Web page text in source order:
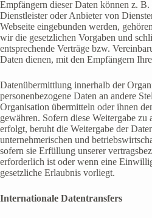
Empfängern dieser Daten können z.
Dienstleister oder Anbieter von
Webseite eingebunden werden,
wir die gesetzlichen Vorgaben und
entsprechende Verträge bzw.
Daten dienen, mit den Empfängern
Datenübermittlung innerhalb der
personenbezogene Daten an andere
Organisation übermitteln oder ihnen
gewähren. Sofern diese Weitergabe
erfolgt, beruht die Weitergabe der
unternehmerischen und
sofern sie Erfüllung unserer
erforderlich ist oder wenn eine
gesetzliche Erlaubnis vorliegt.
Internationale Datentransfers